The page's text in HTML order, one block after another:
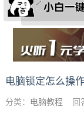
电脑锁定怎么操
分类： 电脑教程 回